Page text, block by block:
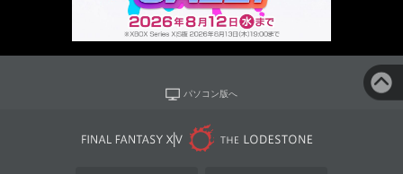
パソコン版へ